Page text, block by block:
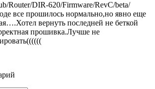
Router/DIR-620/Firmware/RevC/beta/
все прошилось нормально,но явно еще
вернуть последней не беткой
прошивка.Лучше не